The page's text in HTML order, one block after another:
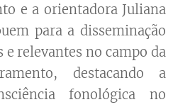
e a orientadora Juliana
para a disseminação
e relevantes no campo da
destacando a
fonológica no